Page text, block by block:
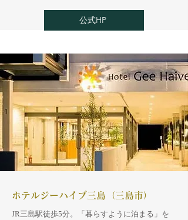
公式HP
ホテルジーハイブ三島（三島市）
JR三島駅徒歩5分。「暮らすように泊まる」を